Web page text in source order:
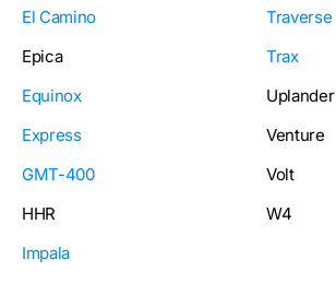
El Camino
Epica
Equinox
Express
GMT-400
HHR
Impala
Traverse
Trax
Uplander
Venture
Volt
W4